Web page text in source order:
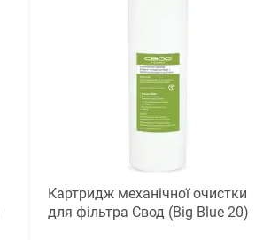
Картридж механічної очистки
для фільтра Свод (Big Blue 20)